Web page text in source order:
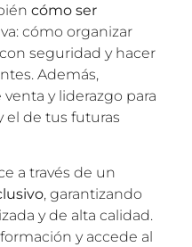
cómo ser
cómo organizar
seguridad y hacer
Además,
y liderazgo para
el de tus futuras
a través de un
, garantizando
y de alta calidad.
y accede al